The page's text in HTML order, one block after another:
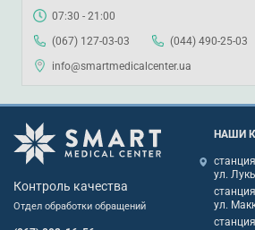
07:30 - 21:00
(067) 127-03-03
(044) 490-25-03
info@smartmedicalcenter.ua
Контроль качества
Отдел обработки обращений
НАШИ
ул.
ул.